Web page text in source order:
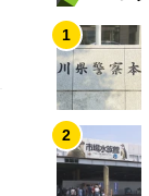
1
2